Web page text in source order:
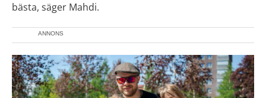
bästa, säger Mahdi.
ANNONS